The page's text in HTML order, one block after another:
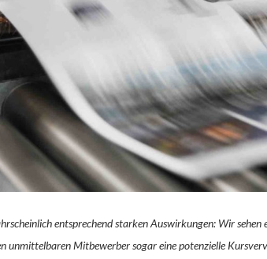
entsprechend starken Auswirkungen: Wir sehen
unmittelbaren Mitbewerber sogar eine potenzielle